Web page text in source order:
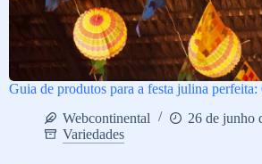
Guia de produtos para a festa julina
Webcontinental
26 de junho
Variedades